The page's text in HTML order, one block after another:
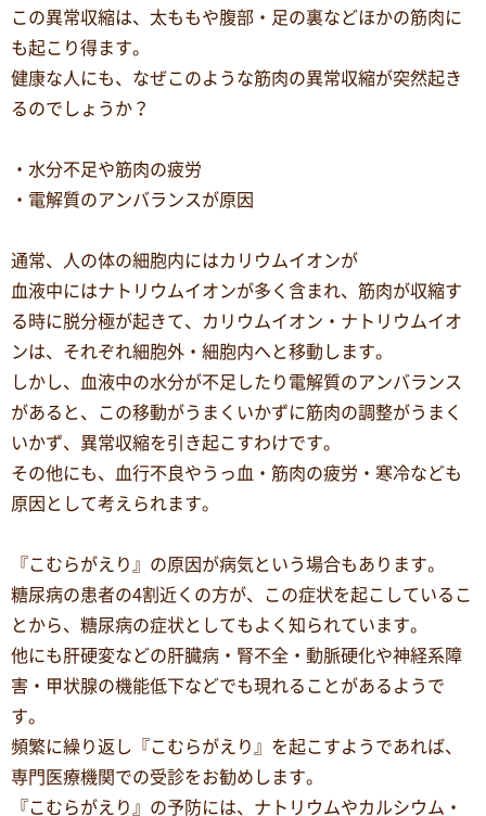
この異常収縮は、太ももや腹部・足の裏などほかの筋肉に
も起こり得ます。
健康な人にも、なぜこのような筋肉の異常収縮が突然起き
るのでしょうか？
・水分不足や筋肉の疲労
・電解質のアンバランスが原因
通常、人の体の細胞内にはカリウムイオンが
血液中にはナトリウムイオンが多く含まれ、筋肉が収縮す
る時に脱分極が起きて、カリウムイオン・ナトリウムイオ
ンは、それぞれ細胞外・細胞内へと移動します。
しかし、血液中の水分が不足したり電解質のアンバランス
があると、この移動がうまくいかずに筋肉の調整がうまく
いかず、異常収縮を引き起こすわけです。
その他にも、血行不良やうっ血・筋肉の疲労・寒冷なども
原因として考えられます。
『こむらがえり』の原因が病気という場合もあります。
糖尿病の患者の4割近くの方が、この症状を起こしているこ
とから、糖尿病の症状としてもよく知られています。
他にも肝硬変などの肝臓病・腎不全・動脈硬化や神経系障
害・甲状腺の機能低下などでも現れることがあるようで
す。
頻繁に繰り返し『こむらがえり』を起こすようであれば、
専門医療機関での受診をお勧めします。
『こむらがえり』の予防には、ナトリウムやカルシウム・